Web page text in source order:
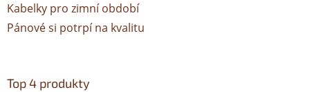
Kabelky pro zimní období
Pánové si potrpí na kvalitu
Top 4 produkty